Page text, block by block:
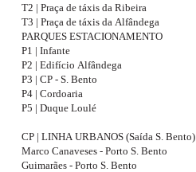
T2 | Praça de táxis da Ribeira
T3 | Praça de táxis da Alfândega
PARQUES ESTACIONAMENTO
P1 | Infante
P2 | Edifício Alfândega
P3 | CP - S. Bento
P4 | Cordoaria
P5 | Duque Loulé
CP | LINHA URBANOS (Saída S. Bento)
Marco Canaveses - Porto S. Bento
Guimarães - Porto S. Bento